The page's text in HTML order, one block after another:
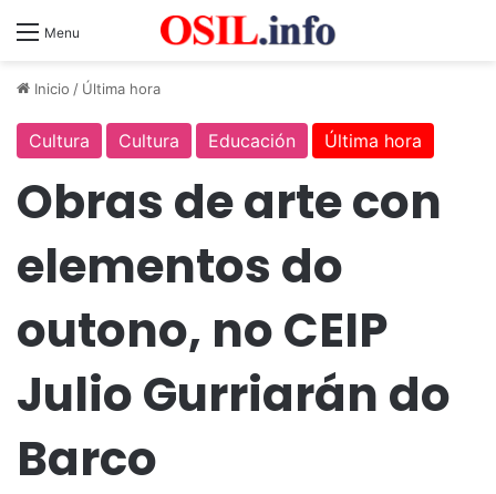
Menu
Inicio / Última hora
Cultura Cultura Educación Última hora
Obras de arte con
elementos do
outono, no CEIP
Julio Gurriarán do
Barco